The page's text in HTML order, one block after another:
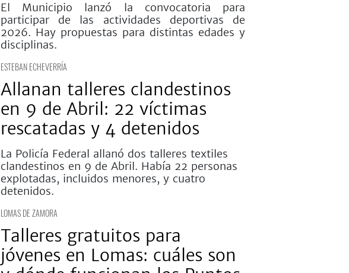
El Municipio lanzó la convocatoria para
participar de las actividades deportivas de
2026. Hay propuestas para distintas edades y
disciplinas.
ESTEBAN ECHEVERRÍA
Allanan talleres clandestinos
en 9 de Abril: 22 víctimas
rescatadas y 4 detenidos
La Policía Federal allanó dos talleres textiles
clandestinos en 9 de Abril. Había 22 personas
explotadas, incluidos menores, y cuatro
detenidos.
LOMAS DE ZAMORA
Talleres gratuitos para
jóvenes en Lomas: cuáles son